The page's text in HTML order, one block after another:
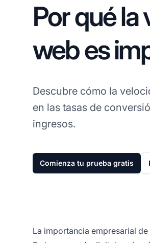
Por qué la
web es
Descubre cómo la
en las tasas de
ingresos.
Comienza tu prueba gratis
La importancia empresarial